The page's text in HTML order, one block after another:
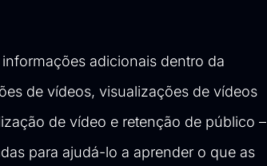
adicionais dentro da
de vídeos, visualizações de vídeos
de vídeo e retenção de público –
para ajudá-lo a aprender o que as